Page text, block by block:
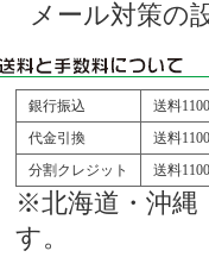
メール対策の
銀行振込
送料
代金引換
送料
分割クレジット
送料
※北海道・沖縄
す。